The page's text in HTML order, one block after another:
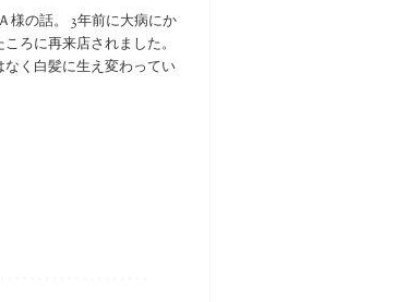
様の話。 3年前に大病にか
ろに再来店されました。
く白髪に生え変わってい